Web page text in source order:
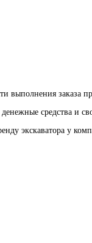
выполнения
средства и
экскаватора у